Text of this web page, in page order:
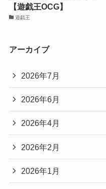
【遊戯王OCG】
遊戯王
アーカイブ
2026年7月
2026年6月
2026年4月
2026年2月
2026年1月